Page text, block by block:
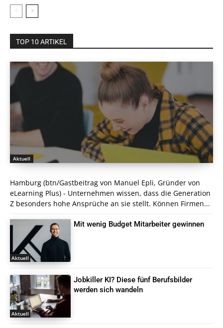
TOP 10 ARTIKEL
Aktuell
Hamburg (btn/Gastbeitrag von Manuel Epli, Gründer von
eLearning Plus) - Unternehmen wissen, dass die Generation
Z besonders hohe Ansprüche an sie stellt. Können Firmen...
Aktuell
Mit wenig Budget Mitarbeiter gewinnen
Aktuell
Jobkiller KI? Diese fünf Berufsbilder
werden sich wandeln